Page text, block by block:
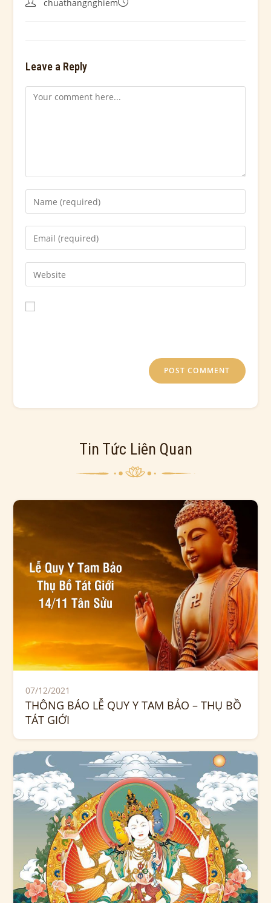
chuathangnghiem
Leave a Reply
Tin Tức Liên Quan
07/12/2021
THÔNG BÁO LỄ QUY Y TAM BẢO – THỤ BỒ
TÁT GIỚI